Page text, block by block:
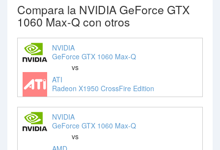
Compara la NVIDIA GeForce GTX
1060 Max-Q con otros
NVIDIA
GeForce GTX 1060 Max-Q
vs
ATI
Radeon X1950 CrossFire Edition
NVIDIA
GeForce GTX 1060 Max-Q
vs